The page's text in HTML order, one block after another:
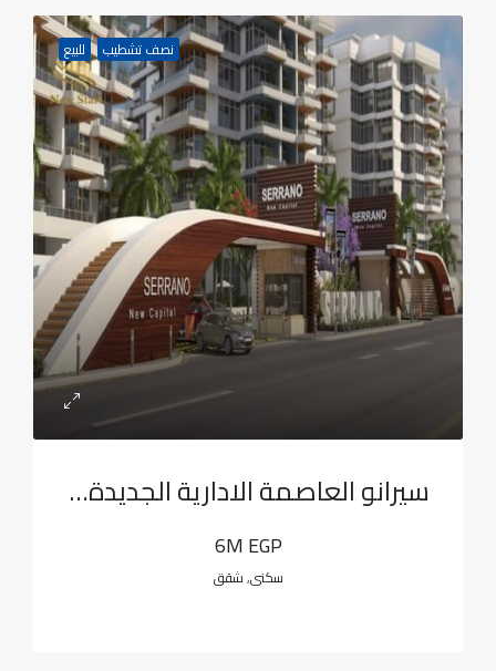
نصف تشطيب للبيع
سيرانو العاصمة الادارية الجديدة-شقة
6M EGP
سكنى, شقق